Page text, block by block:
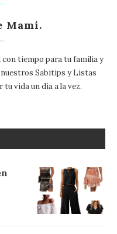
Mami.
tiempo para tu familia y
nuestros Sabitips y Listas
vida un día a la vez.